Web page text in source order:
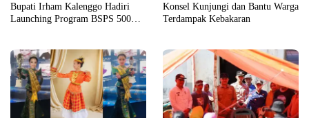
Bupati Irham Kalenggo Hadiri
Launching Program BSPS 500
Konsel Kunjungi dan Bantu Warga
Terdampak Kebakaran